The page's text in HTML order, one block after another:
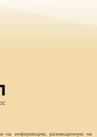
на информацию, размещенную на